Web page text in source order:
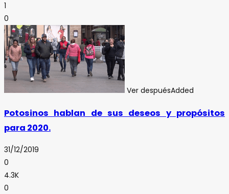
1
0
Ver despuésAdded
Potosinos hablan de sus deseos y propósitos
para 2020.
31/12/2019
0
4.3K
0